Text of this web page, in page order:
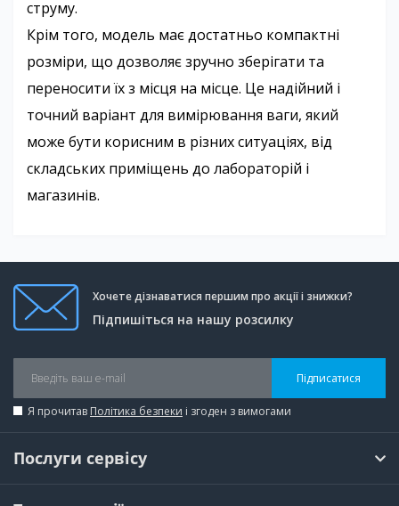
струму.
Крім того, модель має достатньо компактні
розміри, що дозволяє зручно зберігати та
переносити їх з місця на місце. Це надійний і
точний варіант для вимірювання ваги, який
може бути корисним в різних ситуаціях, від
складських приміщень до лабораторій і
магазинів.
Хочете дізнаватися першим про акції і знижки?
Підпишіться на нашу розсилку
Підписатися
Я прочитав Політика безпеки і згоден з вимогами
Послуги сервісу